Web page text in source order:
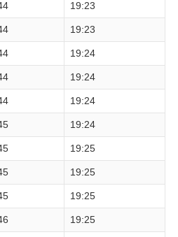
19:23
19:23
19:24
19:24
19:24
19:24
19:25
19:25
19:25
19:25